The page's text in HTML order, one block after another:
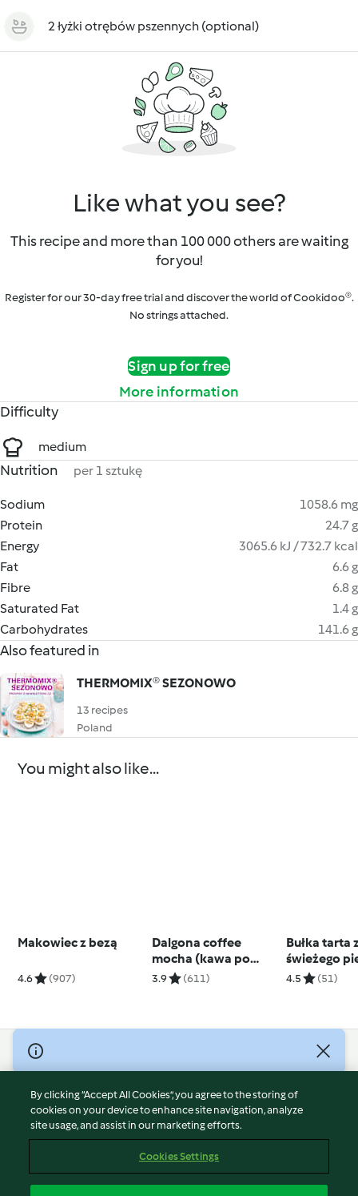
2 łyżki otrębów pszennych (optional)
Like what you see?
This recipe and more than 100 000 others are waiting
for you!
Register for our 30-day free trial and discover the world of Cookidoo®.
No strings attached.
Sign up for free
More information
Difficulty
medium
Nutrition per 1 sztukę
Sodium
1058.6 mg
Protein
24.7 g
Energy
3065.6 kJ / 732.7 kcal
Fat
6.6 g
Fibre
6.8 g
Saturated Fat
1.4 g
Carbohydrates
141.6 g
Also featured in
THERMOMIX® SEZONOWO
13 recipes
Poland
You might also like...
Makowiec z bezą
4.6 (907)
Dalgona coffee
mocha (kawa po
koreańsku z kakao)
3.9 (611)
Bułka tarta
świeżego
4.5 (51)
© Copyright 2026
Terms of Service
Privacy Policy
Disclaimer
Cookies
By clicking “Accept All Cookies”, you agree to the storing of
cookies on your device to enhance site navigation, analyze
site usage, and assist in our marketing efforts.
Cookies Settings